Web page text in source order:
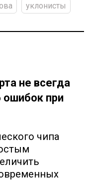
уклонисты
не всегда
ошибок при
чипа